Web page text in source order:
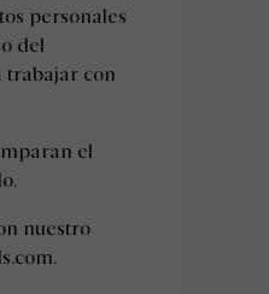
personales
del
trabajar con
el
nuestro